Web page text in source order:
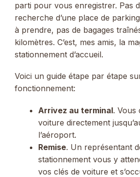
parti pour vous enregistrer. Pas
recherche d’une place de
à prendre, pas de bagages
kilomètres. C’est, mes amis, la
stationnement d’accueil.
Voici un guide étape par étape
fonctionnement:
Arrivez au terminal. Vous
voiture directement
l’aéroport.
Remise. Un représentant
stationnement vous y
vos clés de voiture et